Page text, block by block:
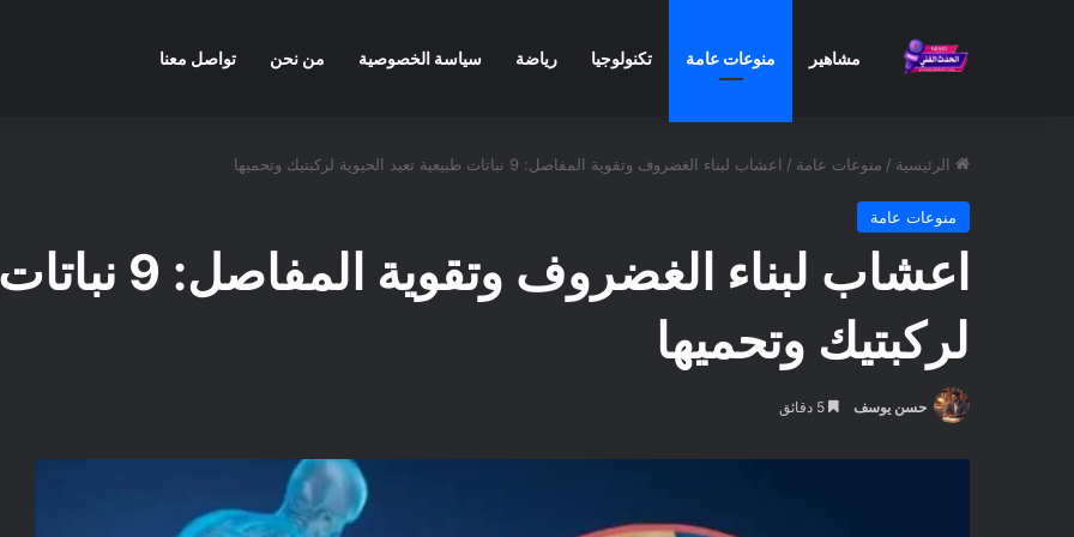
مشاهير منوعات عامة تكنولوجيا رياضة سياسة الخصوصية من نحن تواصل معنا
الرئيسية / منوعات عامة / اعشاب لبناء الغضروف وتقوية المفاصل: 9 نباتات طبيعية تعيد الحيوية لركبتيك وتحميها
منوعات عامة
اعشاب لبناء
لركبتيك وتحميها
حسن يوسف